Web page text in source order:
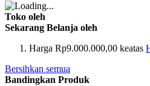
Toko oleh
Sekarang Belanja oleh
Harga Rp9.000.000,00 keatas
Bersihkan semua
Bandingkan Produk